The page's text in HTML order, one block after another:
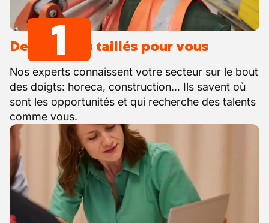
Des emplois taillés pour vous
Nos experts connaissent votre secteur sur le bout
des doigts: horeca, construction… Ils savent où
sont les opportunités et qui recherche des talents
comme vous.
1